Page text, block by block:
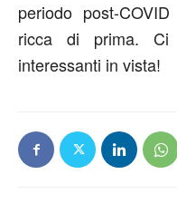
periodo post-
ricca di prima. Ci
interessanti in vista!